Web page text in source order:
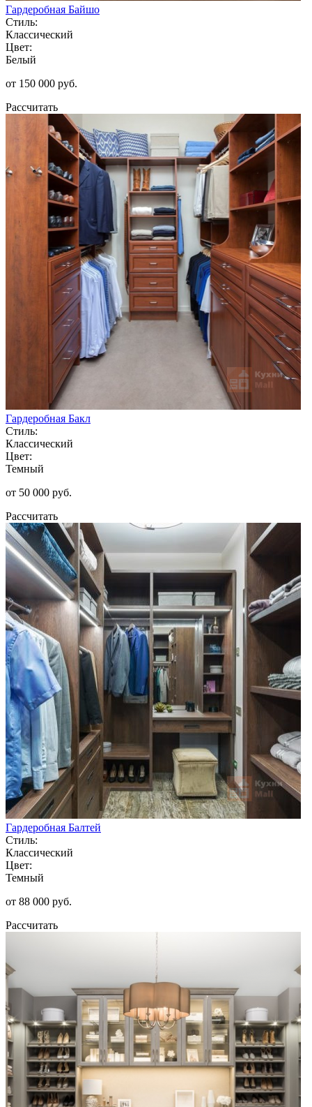
Гардеробная Байшо
Стиль:
Классический
Цвет:
Белый
от 150 000 руб.
Рассчитать
Гардеробная Бакл
Стиль:
Классический
Цвет:
Темный
от 50 000 руб.
Рассчитать
Гардеробная Балтей
Стиль:
Классический
Цвет:
Темный
от 88 000 руб.
Рассчитать